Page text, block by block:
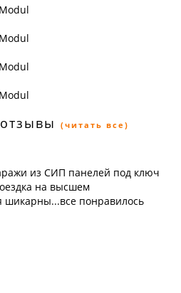
(читать все)
из СИП панелей под ключ
на высшем
шикарны...все понравилось